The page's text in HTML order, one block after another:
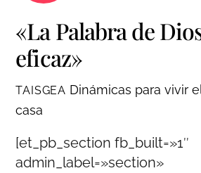
«La Palabra de
eficaz»
TAISGEA Dinámicas para vivir
casa
[et_pb_section fb_built=»1″
admin_label=»section»